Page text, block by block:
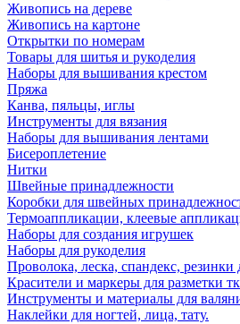
Живопись на дереве
Живопись на картоне
Открытки по номерам
Товары для шитья и рукоделия
Наборы для вышивания крестом
Пряжа
Канва, пяльцы, иглы
Инструменты для вязания
Наборы для вышивания лентами
Бисероплетение
Нитки
Швейные принадлежности
Коробки для швейных
Термоаппликации, клеевые
Наборы для создания игрушек
Наборы для рукоделия
Проволока, леска, спандекс, резинки
Красители и маркеры для разметки
Инструменты и материалы для
Наклейки для ногтей, лица, тату.